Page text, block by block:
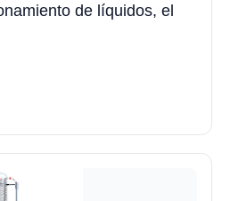
de líquidos, el